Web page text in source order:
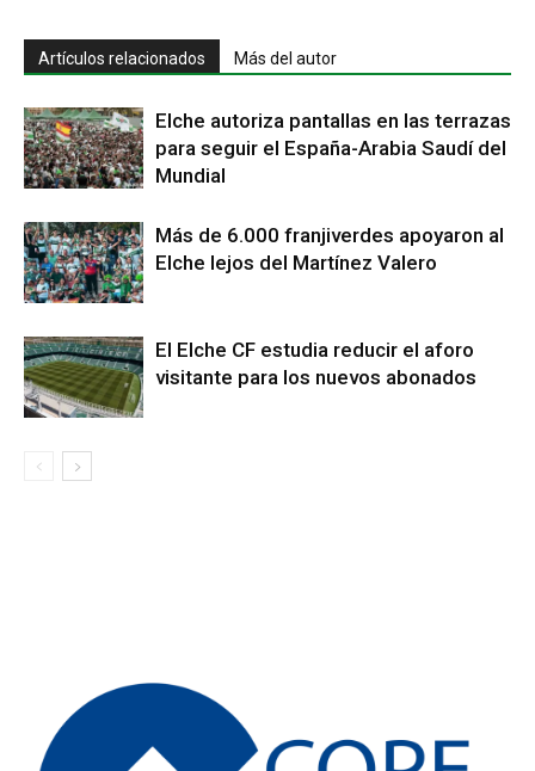
Artículos relacionados Más del autor
Elche autoriza pantallas en las terrazas
para seguir el España-Arabia Saudí del
Mundial
Más de 6.000 franjiverdes apoyaron al
Elche lejos del Martínez Valero
El Elche CF estudia reducir el aforo
visitante para los nuevos abonados